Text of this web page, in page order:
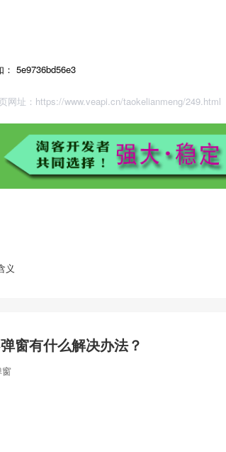
5e9736bd56e3
网址： https://www.veapi.cn/taokelianmeng/249.html
义
窗有什么解决办法？